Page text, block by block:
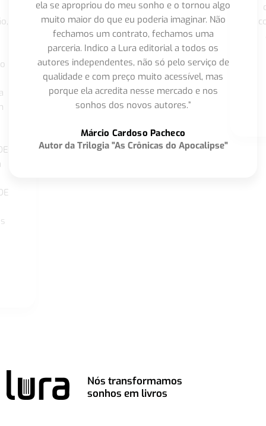
ela se apropriou do meu sonho e o tornou algo
muito maior do que eu poderia imaginar. Não
fechamos um contrato, fechamos uma
parceria. Indico a Lura editorial a todos os
autores independentes, não só pelo serviço de
qualidade e com preço muito acessível, mas
porque ela acredita nesse mercado e nos
sonhos dos novos autores.”
Márcio Cardoso Pacheco
Autor da Trilogia "As Crônicas do Apocalipse"
Nós transformamos
sonhos em livros